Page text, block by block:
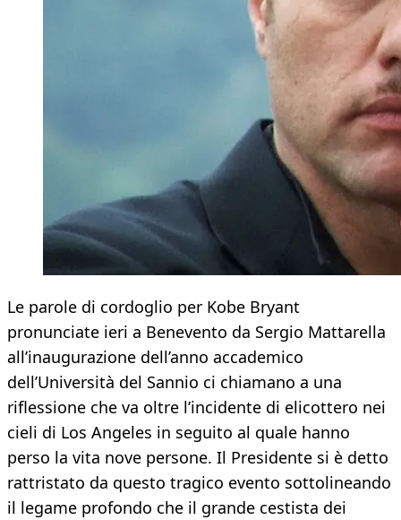
Le parole di cordoglio per Kobe Bryant
pronunciate ieri a Benevento da Sergio Mattarella
all’inaugurazione dell’anno accademico
dell’Università del Sannio ci chiamano a una
riflessione che va oltre l’incidente di elicottero nei
cieli di Los Angeles in seguito al quale hanno
perso la vita nove persone. Il Presidente si è detto
rattristato da questo tragico evento sottolineando
il legame profondo che il grande cestista dei